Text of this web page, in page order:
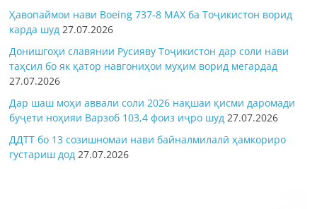
Ҳавопаймои нави Boeing 737-8 MAX ба Тоҷикистон ворид
карда шуд 27.07.2026
Донишгоҳи славянии Русияву Тоҷикистон дар соли нави
таҳсил бо як қатор навгониҳои муҳим ворид мегардад
27.07.2026
Дар шаш моҳи аввали соли 2026 нақшаи қисми даромади
буҷети ноҳияи Варзоб 103,4 фоиз иҷро шуд 27.07.2026
ДДТТ бо 13 созишномаи нави байналмилалӣ ҳамкориро
густариш дод 27.07.2026